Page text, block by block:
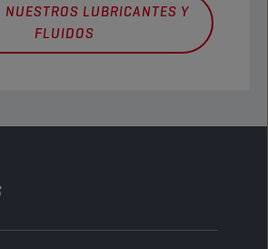
NUESTROS LUBRICANTES Y
FLUIDOS